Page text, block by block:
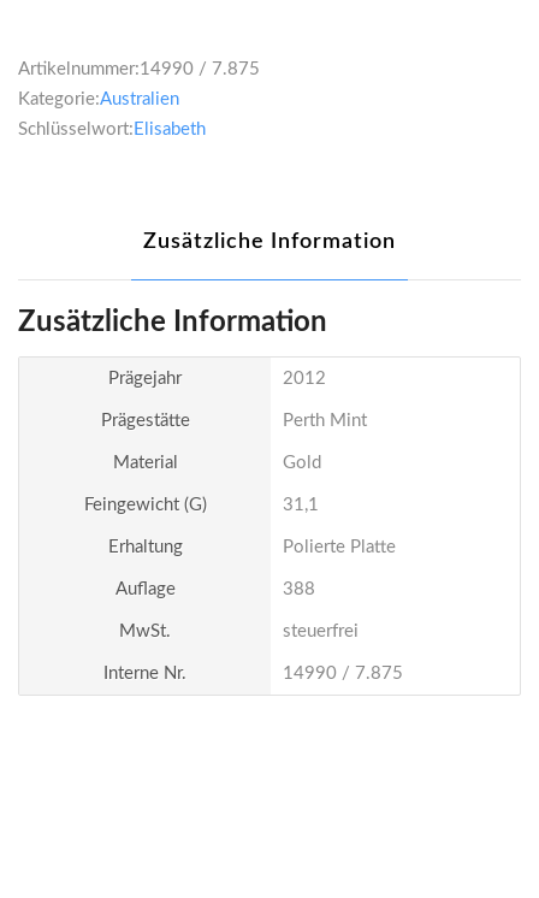
Artikelnummer:14990 / 7.875
Kategorie:Australien
Schlüsselwort: Elisabeth
Zusätzliche Information
Zusätzliche Information
Prägejahr 2012
Prägestätte Perth Mint
Material Gold
Feingewicht (g) 31,1
Erhaltung Polierte Platte
Auflage 388
MwSt. steuerfrei
Interne Nr. 14990 / 7.875